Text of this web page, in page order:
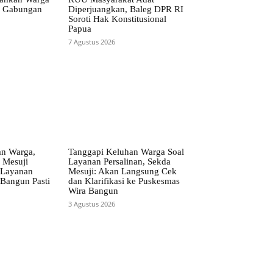
Diperjuangkan, Baleg DPR RI
Soroti Hak Konstitusional
Papua
7 Agustus 2026
Warga,
Mesuji
Pasti
Tanggapi Keluhan Warga Soal
Layanan Persalinan, Sekda
Mesuji: Akan Langsung Cek
dan Klarifikasi ke Puskesmas
Wira Bangun
3 Agustus 2026